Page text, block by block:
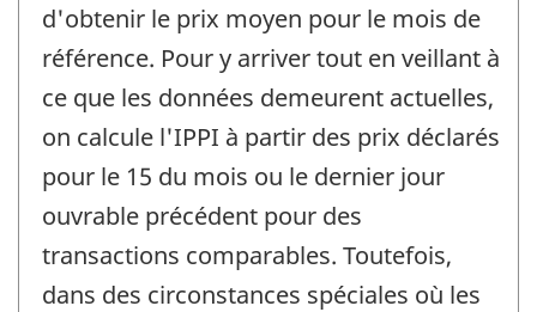
d'obtenir le prix moyen pour le mois de
référence. Pour y arriver tout en veillant à
ce que les données demeurent actuelles,
on calcule l'IPPI à partir des prix déclarés
pour le 15 du mois ou le dernier jour
ouvrable précédent pour des
transactions comparables. Toutefois,
dans des circonstances spéciales où les